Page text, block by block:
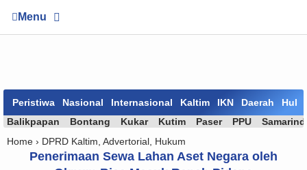
Menu
Peristiwa Nasional Internasional Kaltim IKN Daerah
Balikpapan
Bontang Kukar Kutim Paser PPU
Home › DPRD Kaltim Advertorial Hukum
Penerimaan Sewa Lahan Aset Negara oleh